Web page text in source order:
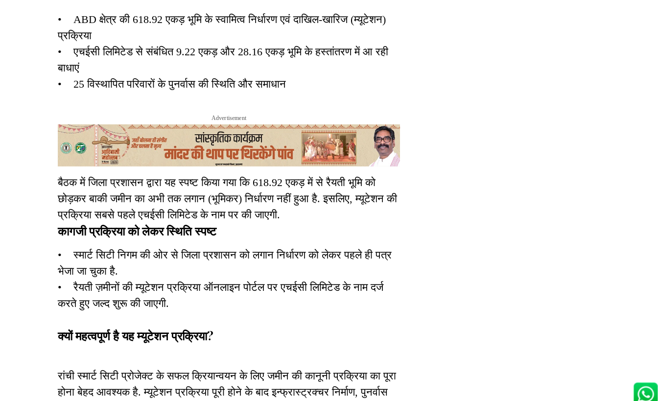
• ABD क्षेत्र की 618.92 एकड़ भूमि के स्वामित्व निर्धारण एवं दाखिल-खारिज (म्यूटेशन)
प्रक्रिया
• एचईसी लिमिटेड से संबंधित 9.22 एकड़ और 28.16 एकड़ भूमि के हस्तांतरण में आ रही
बाधाएं
• 25 विस्थापित परिवारों के पुनर्वास की स्थिति और समाधान
Advertisement
बैठक में जिला प्रशासन द्वारा यह स्पष्ट किया गया कि 618.92 एकड़ में से रैयती भूमि को
छोड़कर बाकी जमीन का अभी तक लगान (भूमिकर) निर्धारण नहीं हुआ है. इसलिए, म्यूटेशन की
प्रक्रिया सबसे पहले एचईसी लिमिटेड के नाम पर की जाएगी.
कागजी प्रक्रिया को लेकर स्थिति स्पष्ट
• स्मार्ट सिटी निगम की ओर से जिला प्रशासन को लगान निर्धारण को लेकर पहले ही पत्र
भेजा जा चुका है.
• रैयती ज़मीनों की म्यूटेशन प्रक्रिया ऑनलाइन पोर्टल पर एचईसी लिमिटेड के नाम दर्ज
करते हुए जल्द शुरू की जाएगी.
क्यों महत्वपूर्ण है यह म्यूटेशन प्रक्रिया?
रांची स्मार्ट सिटी प्रोजेक्ट के सफल क्रियान्वयन के लिए जमीन की कानूनी प्रक्रिया का पूरा
होना बेहद आवश्यक है. म्यूटेशन प्रक्रिया पूरी होने के बाद इन्फ्रास्ट्रक्चर निर्माण, पुनर्वास